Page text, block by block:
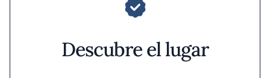
Descubre el lugar